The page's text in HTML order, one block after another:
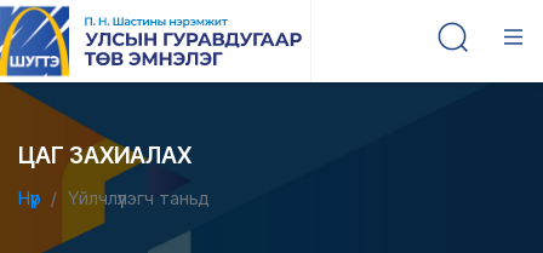
ЦАГ ЗАХИАЛАХ
Нүүр Үйлчлүүлэгч таньд